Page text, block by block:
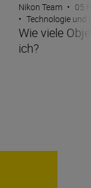
Nikon Team • 05
• Technologie und
Wie viele
ich?